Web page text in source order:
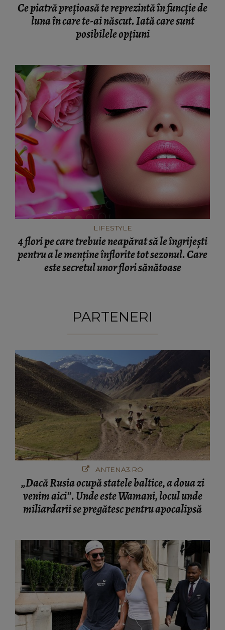
Ce piatră prețioasă te reprezintă în funcție de
luna în care te-ai născut. Iată care sunt
posibilele opțiuni
LIFESTYLE
4 flori pe care trebuie neapărat să le îngrijești
pentru a le menține înflorite tot sezonul. Care
este secretul unor flori sănătoase
PARTENERI
ANTENA3.RO
„Dacă Rusia ocupă statele baltice, a doua zi
venim aici”. Unde este Wamani, locul unde
miliardarii se pregătesc pentru apocalipsă